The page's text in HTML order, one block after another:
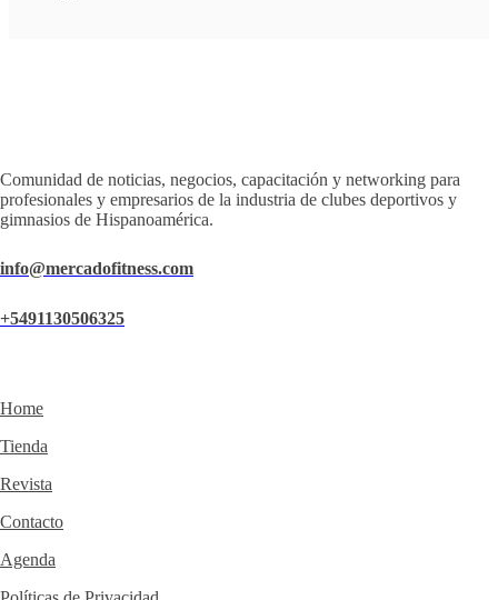
Comunidad de noticias, negocios, capacitación y networking para
profesionales y empresarios de la industria de clubes deportivos y
gimnasios de Hispanoamérica.
info@mercadofitness.com
+5491130506325
Home
Tienda
Revista
Contacto
Agenda